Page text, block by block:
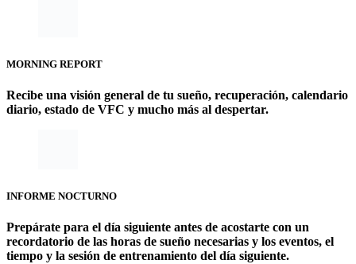
MORNING REPORT
Recibe una visión general de tu sueño, recuperación, calendario
diario, estado de VFC y mucho más al despertar.
INFORME NOCTURNO
Prepárate para el día siguiente antes de acostarte con un
recordatorio de las horas de sueño necesarias y los eventos, el
tiempo y la sesión de entrenamiento del día siguiente.